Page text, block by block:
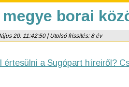
borai
20. 11:42:50 | Utolsó frissítés: 8 év
értesülni a Sugópart híreiről?